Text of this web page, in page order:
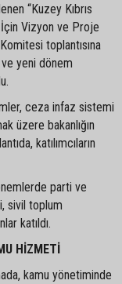
“Kuzey Kıbrıs
İçin Vizyon ve Proje
toplantısına
ve yeni dönem
ceza infaz sistemi
üzere bakanlığın
katılımcıların
parti ve
sivil toplum
katıldı.
HİZMETİ
kamu yönetiminde